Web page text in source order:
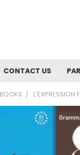
CONTACT US
L'EXPRESSION